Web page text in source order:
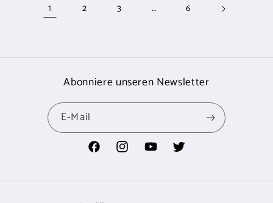
1 2 3 … 6
Abonniere unseren Newsletter
E-Mail
FacebookInstagramYouTubeTwitter